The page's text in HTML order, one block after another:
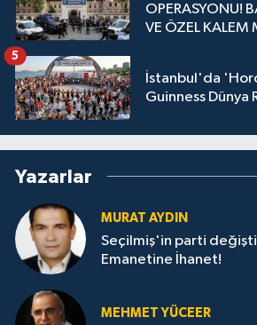
OPERASYONU!
VE ÖZEL KALEM
İstanbul'da
Guinness Dünya
5
Yazarlar
MURAT AYDIN
Seçilmiş'in parti
Emanetine İhanet!
MEHMET YÜCEER